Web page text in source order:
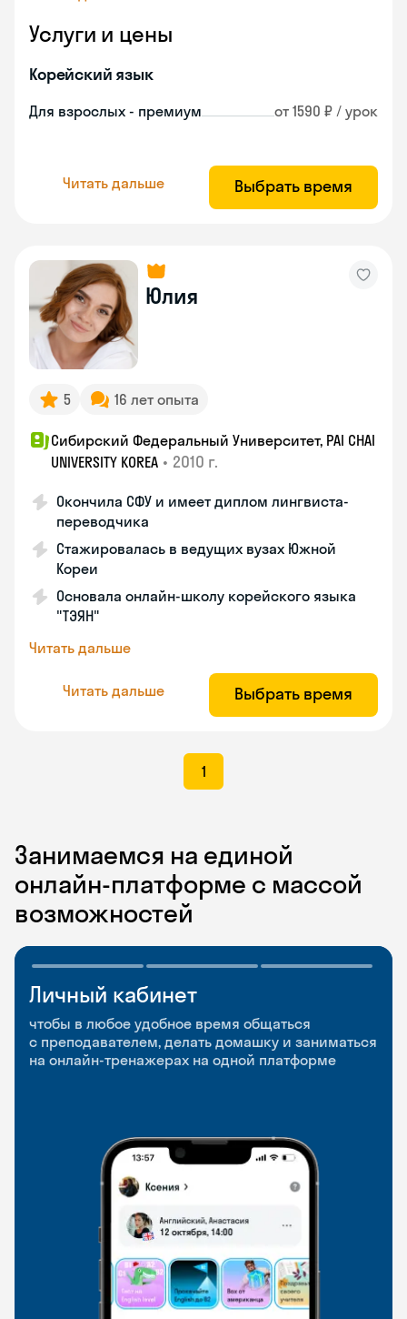
Услуги и цены
Корейский язык
Для взрослых - премиум от 1590 ₽ / урок
Читать дальше Выбрать время
Юлия
5 16 лет опыта
Сибирский Федеральный Университет, PAI CHAI
UNIVERSITY KOREA • 2010 г.
Окончила СФУ и имеет диплом лингвиста-
переводчика
Стажировалась в ведущих вузах Южной
Кореи
Основала онлайн-школу корейского языка
"ТЭЯН"
Читать дальше
Читать дальше Выбрать время
1
Занимаемся на единой
онлайн-платформе с массой
возможностей
Личный кабинет
чтобы в любое удобное время общаться
с преподавателем, делать домашку и заниматься
на онлайн-тренажерах на одной платформе
Мобильное
приложение
чтобы заниматься и изучать новые слова где
и когда удобно
Разговорные клубы
и Talks
Групповые занятия для разговорной практики
и индивидуальные встречи с преподавателями